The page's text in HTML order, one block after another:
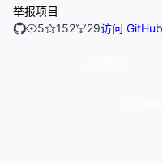
举报项目
5
152 29访问 GitHub